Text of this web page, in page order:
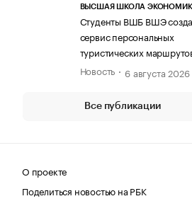
ВЫСШАЯ ШКОЛА
Студенты ВШБ ВШЭ
сервис персональных
туристических
Новость
6 августа 2026
Все публикации
О проекте
Поделиться новостью на РБК